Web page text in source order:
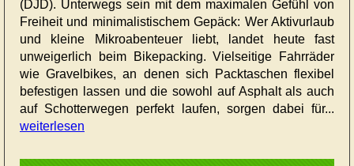
(DJD). Unterwegs sein mit dem maximalen Gefühl von
Freiheit und minimalistischem Gepäck: Wer Aktivurlaub
und kleine Mikroabenteuer liebt, landet heute fast
unweigerlich beim Bikepacking. Vielseitige Fahrräder
wie Gravelbikes, an denen sich Packtaschen flexibel
befestigen lassen und die sowohl auf Asphalt als auch
auf Schotterwegen perfekt laufen, sorgen dabei für...
weiterlesen